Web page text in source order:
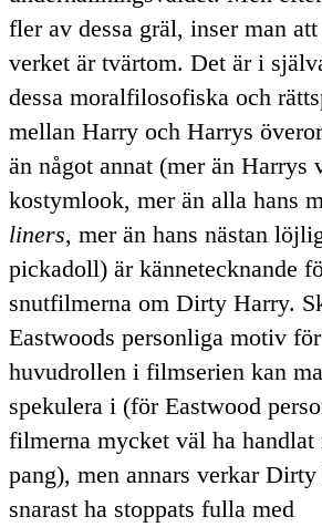
fler av dessa gräl, inser man
verket är tvärtom. Det är i
dessa moralfilosofiska och
mellan Harry och Harrys
än något annat (mer än Harrys
kostymlook, mer än alla hans
liners, mer än hans nästan
pickadoll) är kännetecknande
snutfilmerna om Dirty Harry.
Eastwoods personliga motiv
huvudrollen i filmserien kan
spekulera i (för Eastwood
filmerna mycket väl ha handlat
pang), men annars verkar Dirty
snarast ha stoppats fulla med